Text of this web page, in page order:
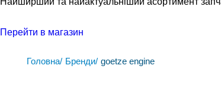
Перейти в магазин
Головна/ Бренди/ goetze engine